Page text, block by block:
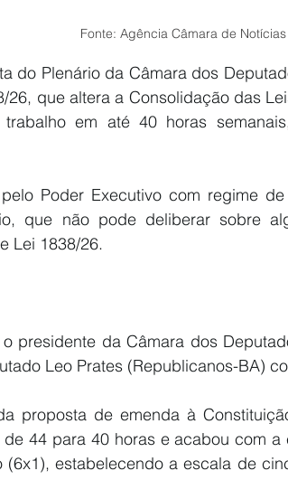
Fonte: Agência Câmara de Notícias
do Plenário da Câmara dos
26, que altera a Consolidação das
em até 40 horas
Poder Executivo com regime
que não pode deliberar sobre
Lei 1838/26.
presidente da Câmara dos
Leo Prates (Republicanos-BA)
proposta de emenda à
44 para 40 horas e acabou com
(6x1), estabelecendo a escala de